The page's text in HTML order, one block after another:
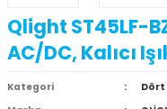
Qlight ST45LF-
AC/DC, Kalıcı
Kategori
Dört